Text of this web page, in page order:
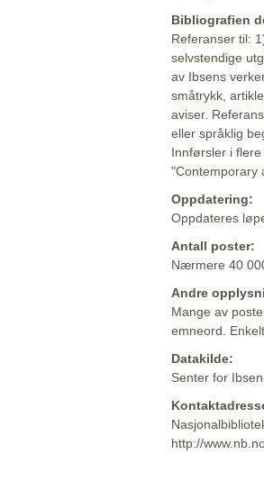
Bibliografien
Referanser til:
selvstendige
av Ibsens
småtrykk,
aviser.
eller språklig
Innførsler i
"Contemporary
Oppdatering:
Oppdateres
Antall poster:
Nærmere 40
Andre
Mange av
emneord.
Datakilde:
Senter for
http://